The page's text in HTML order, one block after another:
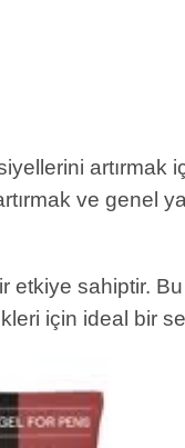
ve genel
sahiptir.
için ideal bir